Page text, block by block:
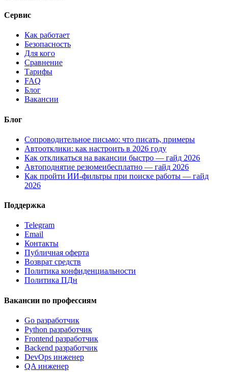
Сервис
Как работает
Безопасность
Для кого
Сравнение
Тарифы
FAQ
Блог
Вакансии
Блог
Сопроводительное письмо: что писать, примеры
Автоотклики: как настроить в 2026 году
Как откликаться на вакансии быстро — гайд 2026
Автоподнятие резюмеибесплатно — гайд 2026
Как пройти ИИ-фильтры при поиске работы — гайд
2026
Поддержка
Telegram
Email
Контакты
Публичная оферта
Возврат средств
Политика конфиденциальности
Политика ПДн
Вакансии по профессиям
Go разработчик
Python разработчик
Frontend разработчик
Backend разработчик
DevOps инженер
QA инженер